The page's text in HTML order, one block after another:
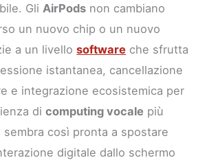
Gli AirPods non cambiano
un nuovo chip o un nuovo
a un livellosoftware che sfrutta
istantanea, cancellazione
e integrazione ecosistemica per
dicomputing vocale più
così pronta a spostare
digitale dallo schermo